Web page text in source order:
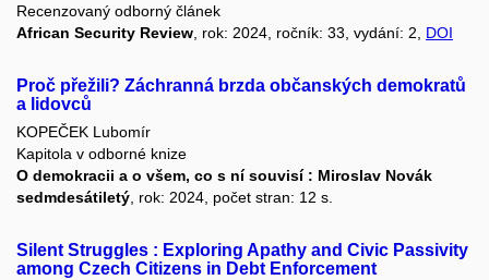
Recenzovaný odborný článek
African Security Review, rok: 2024, ročník: 33, vydání: 2, DOI
Proč přežili? Záchranná brzda občanských demokratů
a lidovců
KOPEČEK Lubomír
Kapitola v odborné knize
O demokracii a o všem, co s ní souvisí : Miroslav Novák
sedmdesátiletý , rok: 2024, počet stran: 12 s.
Silent Struggles : Exploring Apathy and Civic Passivity
among Czech Citizens in Debt Enforcement